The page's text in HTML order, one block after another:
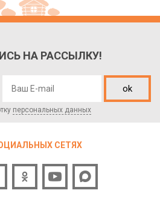
НА РАССЫЛКУ!
ok
персональных данных
СЕТЯХ